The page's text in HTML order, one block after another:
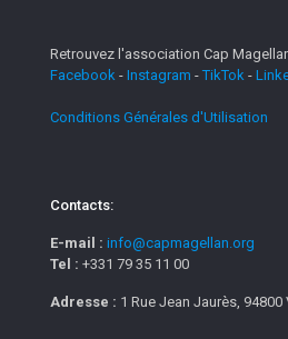
Retrouvez l'association Cap
Facebook - Instagram -TikTok -
Conditions Générales d'Utilisation
Contacts:
E-mail : info@capmagellan.org
Tel : +331 79 35 11 00
Adresse : 1 Rue Jean Jaurès, 94800